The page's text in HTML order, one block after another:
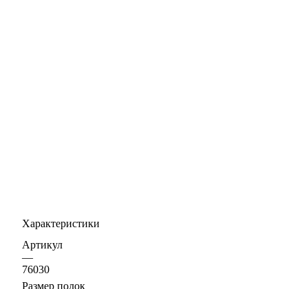
Характеристики
Артикул
—
76030
Размер полок